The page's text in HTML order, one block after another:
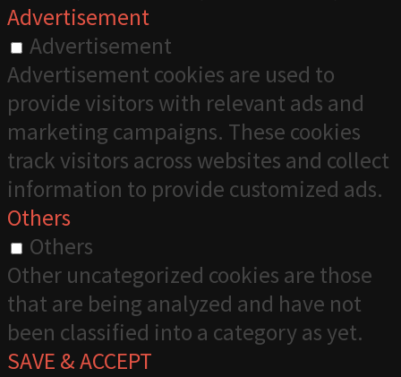
Advertisement
Advertisement
Advertisement cookies are used to
provide visitors with relevant ads and
marketing campaigns. These cookies
track visitors across websites and collect
information to provide customized ads.
Others
Others
Other uncategorized cookies are those
that are being analyzed and have not
been classified into a category as yet.
SAVE & ACCEPT